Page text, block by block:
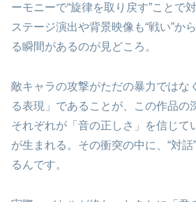
ーモニーで“旋律を取り戻す”ことで
ステージ演出や背景映像も“戦い”か
る瞬間があるのが見どころ。
敵キャラの攻撃がただの暴力ではな
る表現」であることが、この作品の
それぞれが「音の正しさ」を信じて
が生まれる。その衝突の中に、“対
るんです。